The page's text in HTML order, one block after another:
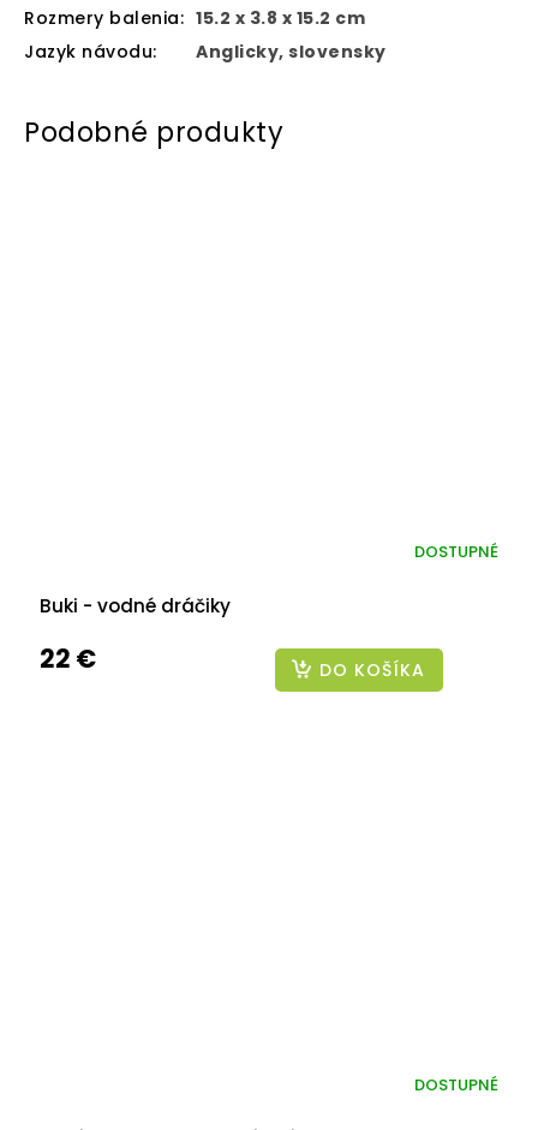
Rozmery balenia: 15.2 x 3.8 x 15.2 cm
Jazyk návodu: Anglicky, slovensky
Buki - vodné dráčiky
DOSTUPNÉ
22 € DO KOŠÍKA
DOSTUPNÉ